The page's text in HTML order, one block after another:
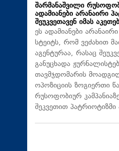
შარმანაშვილი
ადამიანები არანაირი
შეუკვეთავენ იმას
ეს ადამიანები
სტეიტს, რომ ვეძახით
აგენტურაა, რასაც
განუცხადა
თავმჯდომარის
ოპოზიციის ზოგიერთი
რუსოფობიურ
შეკვეთით